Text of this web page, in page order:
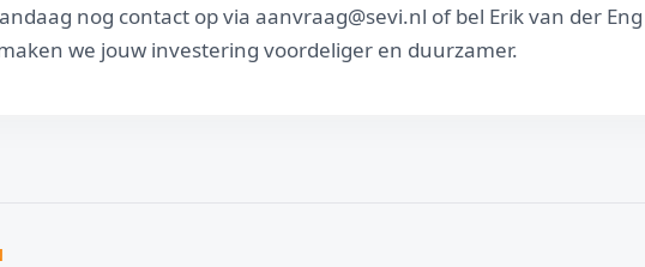
nog contact op via aanvraag@sevi.nl of bel Erik van der
we jouw investering voordeliger en duurzamer.